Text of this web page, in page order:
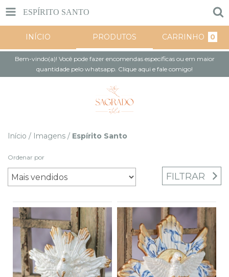
ESPÍRITO SANTO
INÍCIO PRODUTOS CARRINHO 0
Bem-vindo(a)! Você pode fazer encomendas específicas ou em maior
quantidade pelo whatsapp. Clique aqui e fale comigo!
Início / Imagens / Espírito Santo
Ordenar por
FILTRAR